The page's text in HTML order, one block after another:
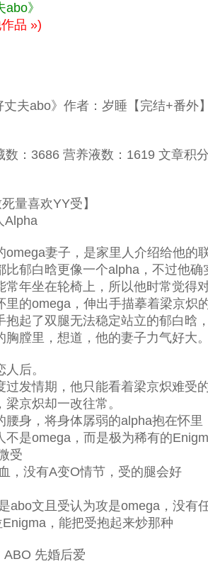
》
品 »)
夫abo》作者：岁睡【完结+番外】
：3686 营养液数：1619 文章积
量喜欢YY受】
Alpha
妻子，是家里人介绍给他的
郁白晗更像一个alpha，不过他确
年坐在轮椅上，所以他时常觉得
的omega，伸出手描摹着梁京炽
起了双腿无法稳定站立的郁白晗
膛里，想道，他的妻子力气好大。
后。
发情期，他只能看着梁京炽难受
京炽却一改往常。
身，将身体孱弱的alpha抱在怀
是omega，而是极为稀有的
受
，没有A变O情节，受的腿会好
abo文且受认为攻是omega，没有
，能把受抱起来炒那种
先婚后爱